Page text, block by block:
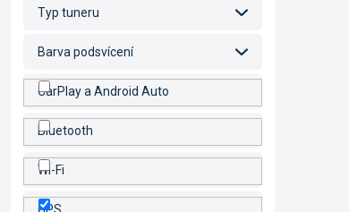
Typ tuneru
Barva podsvícení
CarPlay a Android Auto
Bluetooth
Wi-Fi
GPS